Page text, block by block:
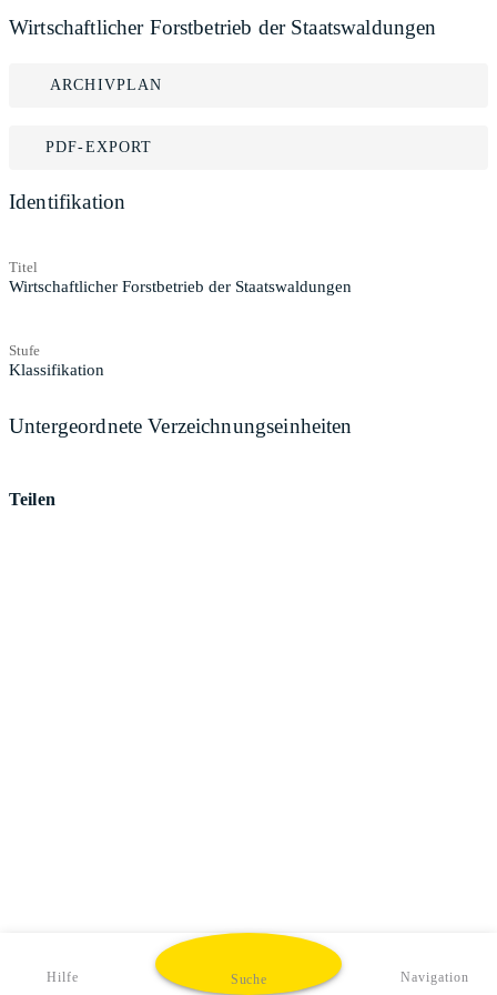
Wirtschaftlicher Forstbetrieb der Staatswaldungen
ARCHIVPLAN
PDF-EXPORT
Identifikation
Titel
Wirtschaftlicher Forstbetrieb der Staatswaldungen
Stufe
Klassifikation
Untergeordnete Verzeichnungseinheiten
Teilen
Hilfe Suche Navigation